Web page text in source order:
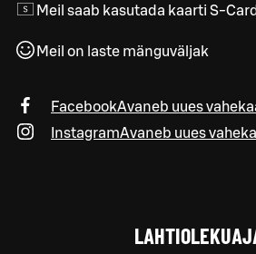
Meil saab kasutada kaarti S-Card
Meil on laste mänguväljak
FacebookAvaneb uues
InstagramAvaneb uues